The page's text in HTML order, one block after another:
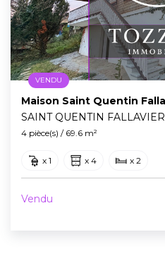
VENDU
SAINT QUENTIN
4 pièce(s) / 69.6 m²
x 1 x 4 x 2
Vendu